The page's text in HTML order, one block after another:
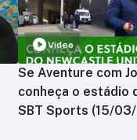
Vídeo
Se Aventure com
conheça o estádio
SBT Sports (15/